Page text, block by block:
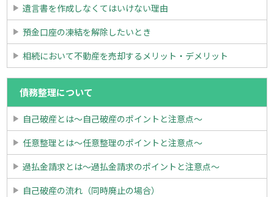
遺言書を作成しなくてはいけない理由
預金口座の凍結を解除したいとき
相続において不動産を売却するメリット・デメリット
債務整理について
自己破産とは～自己破産のポイントと注意点～
任意整理とは～任意整理のポイントと注意点～
過払金請求とは～過払金請求のポイントと注意点～
自己破産の流れ（同時廃止の場合）